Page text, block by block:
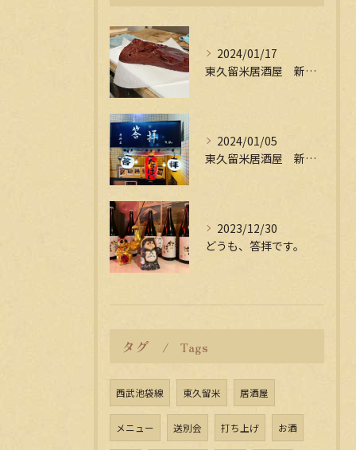
2024/01/17
東久留米居酒屋 新年会受付中
2024/01/05
東久留米居酒屋 新年会受付中
2023/12/30
どうも、答拝です。
タグ Tags
西武池袋線 東久留米 居酒屋
メニュー 送別会 打ち上げ お酒